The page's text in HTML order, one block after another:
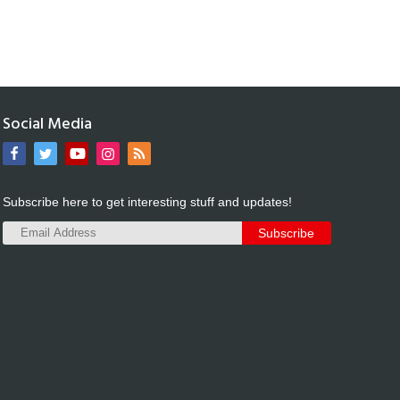
Social Media
Subscribe here to get interesting stuff and updates!